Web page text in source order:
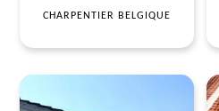
CHARPENTIER BELGIQUE